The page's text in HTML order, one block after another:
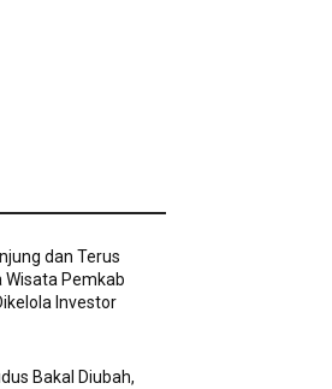
dan Terus
Wisata Pemkab
Investor
Bakal Diubah,